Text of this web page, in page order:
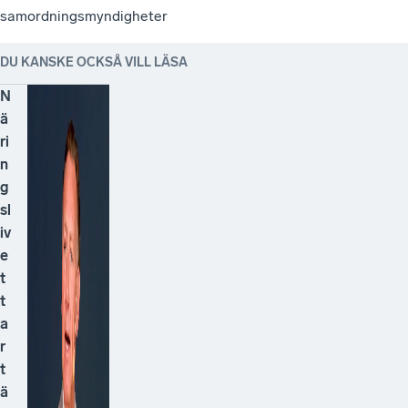
samordningsmyndigheter
DU KANSKE OCKSÅ VILL LÄSA
N
ä
ri
n
g
sl
iv
e
t
t
a
r
t
ä